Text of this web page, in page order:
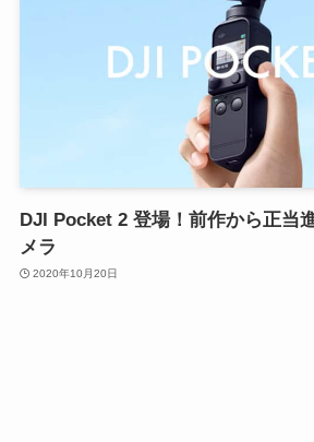
DJI Pocket 2 登場！前作から正当
メラ
2020年10月20日